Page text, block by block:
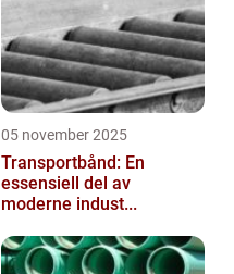
05 november 2025
Transportbånd: En
essensiell del av
moderne indust...